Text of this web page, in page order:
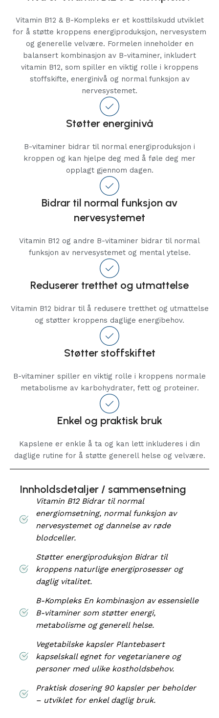
Vitamin B12 & B-Kompleks er et kosttilskudd utviklet
for å støtte kroppens energiproduksjon, nervesystem
og generelle velvære. Formelen inneholder en
balansert kombinasjon av B-vitaminer, inkludert
vitamin B12, som spiller en viktig rolle i kroppens
stoffskifte, energinivå og normal funksjon av
nervesystemet.
Støtter energinivå
B-vitaminer bidrar til normal energiproduksjon i
kroppen og kan hjelpe deg med å føle deg mer
opplagt gjennom dagen.
Bidrar til normal funksjon av
nervesystemet
Vitamin B12 og andre B-vitaminer bidrar til normal
funksjon av nervesystemet og mental ytelse.
Reduserer tretthet og utmattelse
Vitamin B12 bidrar til å redusere tretthet og utmattelse
og støtter kroppens daglige energibehov.
Støtter stoffskiftet
B-vitaminer spiller en viktig rolle i kroppens normale
metabolisme av karbohydrater, fett og proteiner.
Enkel og praktisk bruk
Kapslene er enkle å ta og kan lett inkluderes i din
daglige rutine for å støtte generell helse og velvære.
Innholdsdetaljer / sammensetning
Vitamin B12 Bidrar til normal
energiomsetning, normal funksjon av
nervesystemet og dannelse av røde
blodceller.
Støtter energiproduksjon Bidrar til
kroppens naturlige energiprosesser og
daglig vitalitet.
B-Kompleks En kombinasjon av essensielle
B-vitaminer som støtter energi,
metabolisme og generell helse.
Vegetabilske kapsler Plantebasert
kapselskall egnet for vegetarianere og
personer med ulike kostholdsbehov.
Praktisk dosering 90 kapsler per beholder
– utviklet for enkel daglig bruk.